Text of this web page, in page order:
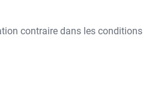
contraire dans les conditions